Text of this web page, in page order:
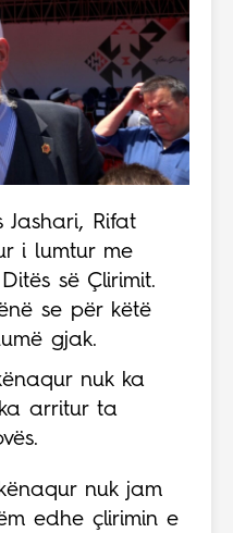
Jashari, Rifat
i lumtur me
së Çlirimit.
se për këtë
gjak.
nuk ka
arritur ta
nuk jam
edhe çlirimin e